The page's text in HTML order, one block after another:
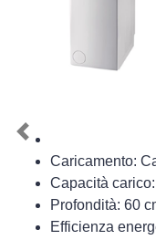
Caricamento:
Capacità
Profondità: 60
Efficienza
Previous